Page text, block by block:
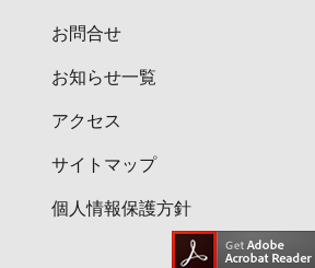
お問合せ
お知らせ一覧
アクセス
サイトマップ
個人情報保護方針